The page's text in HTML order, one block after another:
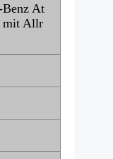
Benz At
mit Allr